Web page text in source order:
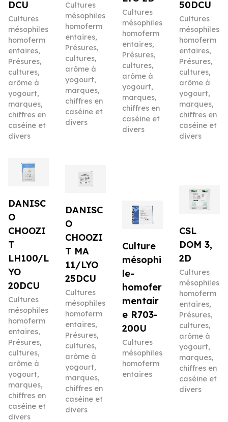
DCU
Cultures
mésophiles
homoferm
entaires,
Présures,
cultures,
arôme à
yogourt,
marques,
chiffres en
caséine et
divers
Cultures
mésophiles
homoferm
entaires,
Présures,
cultures,
arôme à
yogourt,
marques,
chiffres en
caséine et
divers
Cultures
mésophiles
homoferm
entaires,
Présures,
cultures,
arôme à
yogourt,
marques,
chiffres en
caséine et
divers
50DCU
Cultures
mésophiles
homoferm
entaires,
Présures,
cultures,
arôme à
yogourt,
marques,
chiffres en
caséine et
divers
DANISC
O
CHOOZI
T
LH100/L
YO
20DCU
Cultures
mésophiles
homoferm
entaires,
Présures,
cultures,
arôme à
yogourt,
marques,
chiffres en
caséine et
divers
DANISC
O
CHOOZI
T MA
11/LYO
25DCU
Cultures
mésophiles
homoferm
entaires,
Présures,
cultures,
arôme à
yogourt,
marques,
chiffres en
caséine et
divers
Culture
mésophi
le-
homofer
mentair
e R703-
200U
Cultures
mésophiles
homoferm
entaires
CSL
DOM 3,
2D
Cultures
mésophiles
homoferm
entaires,
Présures,
cultures,
arôme à
yogourt,
marques,
chiffres en
caséine et
divers